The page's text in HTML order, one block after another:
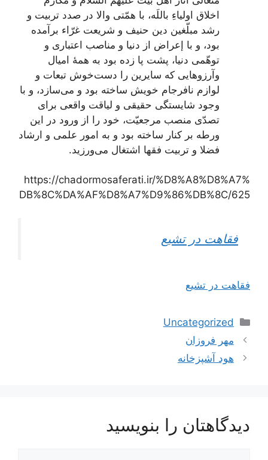
اخلاق اولیا ءِباللَه، با همّتی والا در صدد تربیت و
رشد مبلّغین دین حنیف و شریعت غرّاء برآمده
بود، و با إعراض از دنیا و مناصب اعتباری و
توهّمی دنیا، پشت پا زده بود به همۀ امیال
آرزوهایی که سایرین را دست‌خوش تبعات و
لوازم نافرجام خویش ساخته بود و می‌سازد، و با
وجود شایستگی حقیقی و لیاقت واقعی برای
تصدّی منصب مرجعیّت، خود را از ورود در این
ورطه بر کنار ساخته بود و به امور علمی و ارشاد
فضلا و تربیت فقها اشتغال می‌ورزید.
https://chadormosaferati.ir/%D8%A8%D8%A7%
DB%8C%DA%AF%D8%A7%D9%86%DB%8C/625
فقاهت در تشیع
فقاهت در تشیع
دسته‌ها
Uncategorized
مهر فروزان
هود آشپزخانه
دیدگاهتان را بنویسید